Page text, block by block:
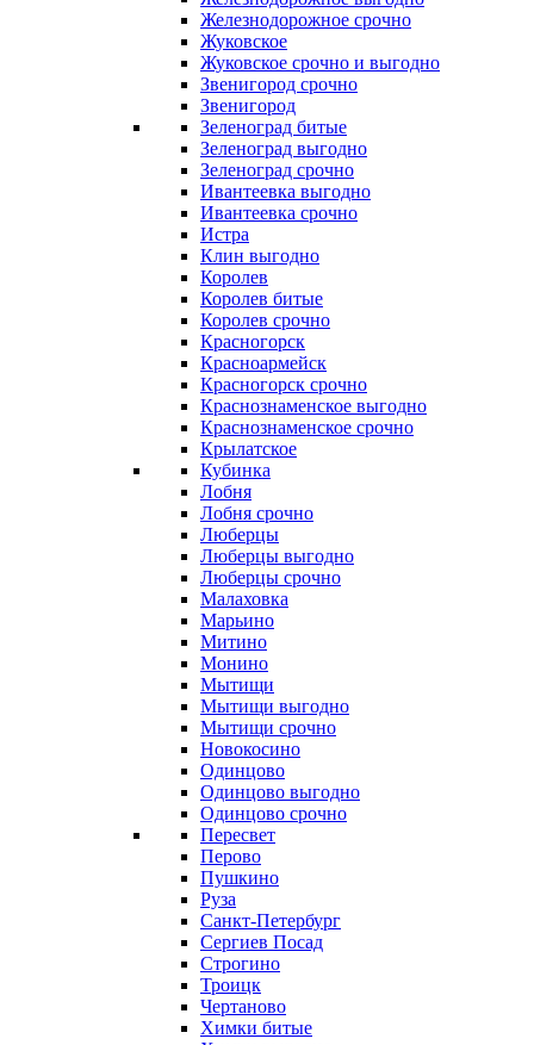
Железнодорожное срочно
Жуковское
Жуковское срочно и выгодно
Звенигород срочно
Звенигород
Зеленоград битые
Зеленоград выгодно
Зеленоград срочно
Ивантеевка выгодно
Ивантеевка срочно
Истра
Клин выгодно
Королев
Королев битые
Королев срочно
Красногорск
Красноармейск
Красногорск срочно
Краснознаменское выгодно
Краснознаменское срочно
Крылатское
Кубинка
Лобня
Лобня срочно
Люберцы
Люберцы выгодно
Люберцы срочно
Малаховка
Марьино
Митино
Монино
Мытищи
Мытищи выгодно
Мытищи срочно
Новокосино
Одинцово
Одинцово выгодно
Одинцово срочно
Пересвет
Перово
Пушкино
Руза
Санкт-Петербург
Сергиев Посад
Строгино
Троицк
Чертаново
Химки битые